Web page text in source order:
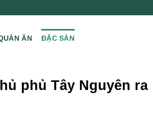
ĂN ĐẶC SẢN
phủ Tây Nguyên ra